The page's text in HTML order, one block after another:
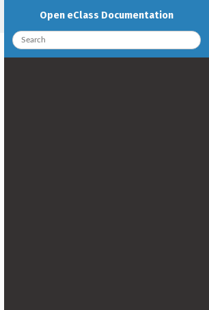
Open eClass Documentation